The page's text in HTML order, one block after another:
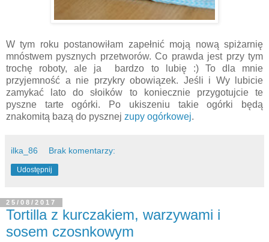
W tym roku postanowiłam zapełnić moją nową spiżarnię
mnóstwem pysznych przetworów. Co prawda jest przy tym
trochę roboty, ale ja bardzo to lubię :) To dla mnie
przyjemność a nie przykry obowiązek. Jeśli i Wy lubicie
zamykać lato do słoików to koniecznie przygotujcie te
pyszne tarte ogórki. Po ukiszeniu takie ogórki będą
znakomitą bazą do pysznej zupy ogórkowej.
ilka_86 Brak komentarzy:
Udostępnij
25/08/2017
Tortilla z kurczakiem, warzywami i
sosem czosnkowym